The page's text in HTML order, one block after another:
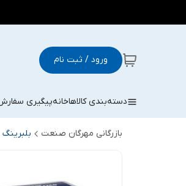
ورود / ثبت نام
دسته‌بندی کالاهاخانهپیگیری
بازرگانی مهرگان صنعت